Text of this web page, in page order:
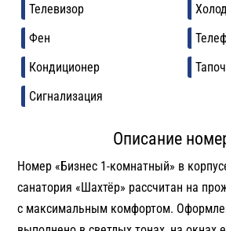
Телевизор
Фен
Кондиционер
Сигнализация
Описание
Номер «Бизнес 1-комнатный» в
санатория «Шахтёр» рассчитан на
с максимальным комфортом.